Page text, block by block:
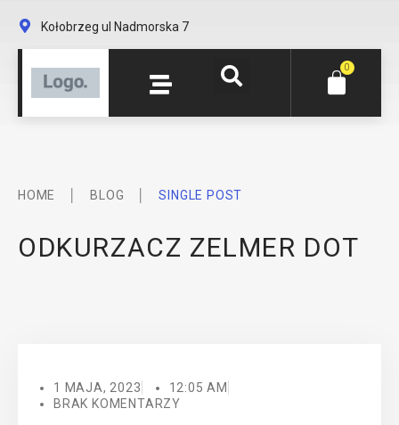
Kołobrzeg ul Nadmorska 7
0
HOME BLOG SINGLE POST
ODKURZACZ ZELMER DOT
1 MAJA, 2023
12:05 AM
BRAK KOMENTARZY